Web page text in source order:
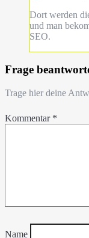
Dort werden
und man
SEO.
Frage
Trage hier deine
Kommentar *
Name